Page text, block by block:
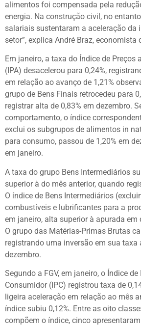
alimentos foi compensada pela
energia. Na construção civil, no
salariais sustentaram a aceleração da
setor”, explica André Braz, economista
Em janeiro, a taxa do Índice de Preços
(IPA) desacelerou para 0,24%,
em relação ao avanço de 1,21%
grupo de Bens Finais retrocedeu para
registrar alta de 0,83% em dezembro.
comportamento, o índice
exclui os subgrupos de alimentos in
para consumo, passou de 1,20% em
em janeiro.
A taxa do grupo Bens Intermediários
superior à do mês anterior, quando
O índice de Bens Intermediários
combustíveis e lubrificantes para a
em janeiro, alta superior à apurada em
O grupo das Matérias-Primas Brutas
registrando uma inversão em sua taxa
dezembro.
Segundo a FGV, em janeiro, o Índice de
Consumidor (IPC) registrou taxa de
ligeira aceleração em relação ao mês
índice subiu 0,12%. Entre as oito
compõem o índice, cinco